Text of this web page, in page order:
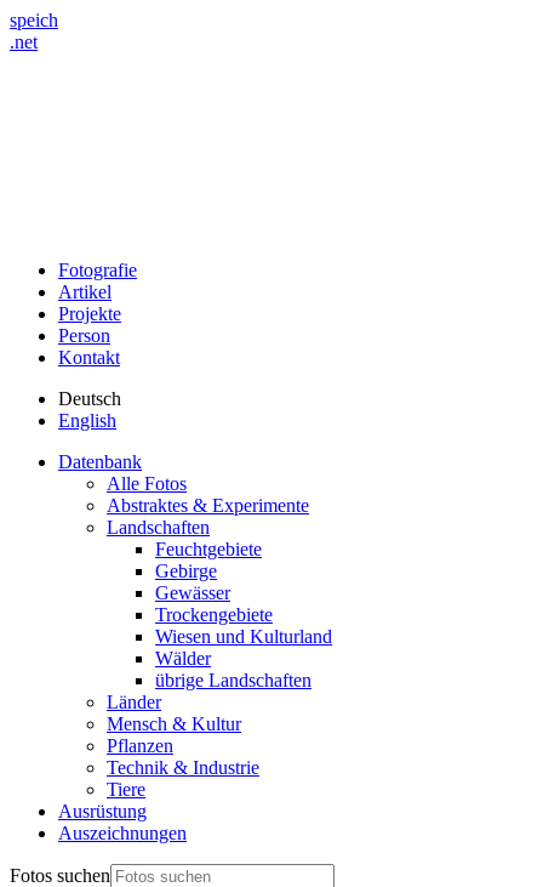
speich
.net
Fotografie
Artikel
Projekte
Person
Kontakt
Deutsch
English
Datenbank
Alle Fotos
Abstraktes & Experimente
Landschaften
Feuchtgebiete
Gebirge
Gewässer
Trockengebiete
Wiesen und Kulturland
Wälder
übrige Landschaften
Länder
Mensch & Kultur
Pflanzen
Technik & Industrie
Tiere
Ausrüstung
Auszeichnungen
Fotos suchen